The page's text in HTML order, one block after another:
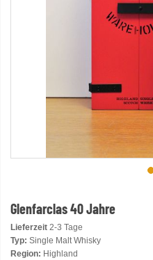
Glenfarclas 40 Jahre
Lieferzeit 2-3 Tage
Typ: Single Malt Whisky
Region: Highland